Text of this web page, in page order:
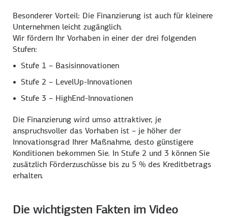
Besonderer Vorteil: Die Finanzierung ist auch für kleinere
Unternehmen leicht zugänglich.
Wir fördern Ihr Vorhaben in einer der drei folgenden
Stufen:
Stufe 1 – Basisinnovationen
Stufe 2 – LevelUp-Innovationen
Stufe 3 – HighEnd-Innovationen
Die Finanzierung wird umso attraktiver, je
anspruchsvoller das Vorhaben ist – je höher der
Innovations­grad Ihrer Maßnahme, desto günstigere
Konditionen bekommen Sie. In Stufe 2 und 3 können Sie
zusätzlich Förder­zuschüsse bis zu 5 % des Kredit­betrags
erhalten.
Die wichtigsten Fakten im Video